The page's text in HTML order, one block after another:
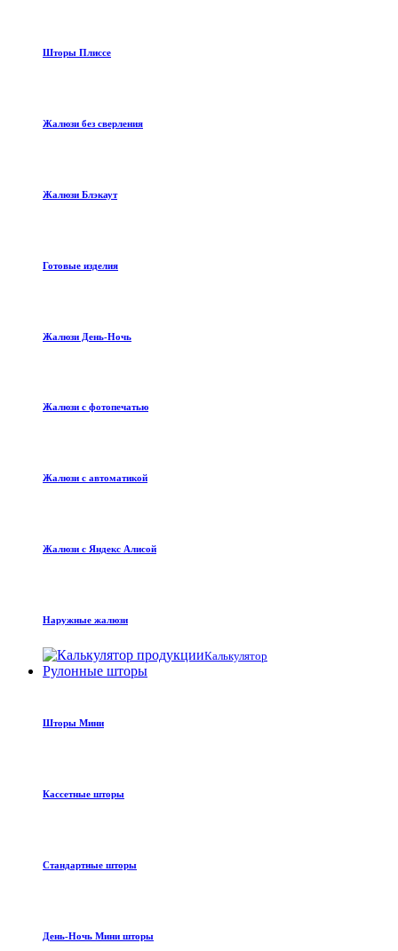
Шторы Плиссе
Жалюзи без сверления
Жалюзи Блэкаут
Готовые изделия
Жалюзи День-Ночь
Жалюзи с фотопечатью
Жалюзи с автоматикой
Жалюзи с Яндекс Алисой
Наружные жалюзи
Калькулятор
Рулонные шторы
Шторы Мини
Кассетные шторы
Стандартные шторы
День-Ночь Мини шторы